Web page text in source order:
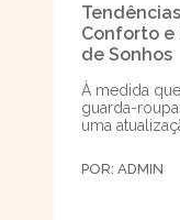
Conforto e
de Sonhos
À medida
guarda-
uma
POR: ADMIN